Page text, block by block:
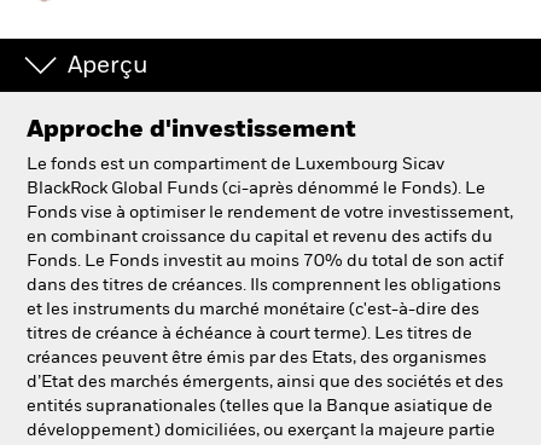
BlackRock
Aladdin
Notre société
Aperçu
Approche d'investissement
Le fonds est un compartiment de Luxembourg Sicav
BlackRock Global Funds (ci-après dénommé le Fonds). Le
Fonds vise à optimiser le rendement de votre investissement,
en combinant croissance du capital et revenu des actifs du
Fonds. Le Fonds investit au moins 70% du total de son actif
dans des titres de créances. Ils comprennent les obligations
et les instruments du marché monétaire (c'est-à-dire des
titres de créance à échéance à court terme). Les titres de
créances peuvent être émis par des Etats, des organismes
d’Etat des marchés émergents, ainsi que des sociétés et des
entités supranationales (telles que la Banque asiatique de
développement) domiciliées, ou exerçant la majeure partie